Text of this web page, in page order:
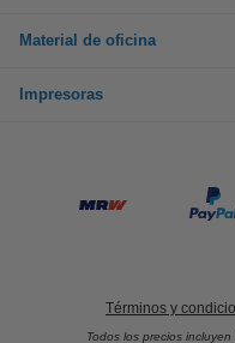
Material de oficina
Impresoras
Términos y
Todos los precios